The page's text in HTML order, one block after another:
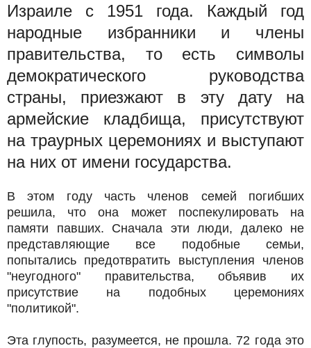
Израиле с 1951 года. Каждый год
народные избранники и члены
правительства, то есть символы
демократического руководства
страны, приезжают в эту дату на
армейские кладбища, присутствуют
на траурных церемониях и выступают
на них от имени государства.
В этом году часть членов семей погибших
решила, что она может поспекулировать на
памяти павших. Сначала эти люди, далеко не
представляющие все подобные семьи,
попытались предотвратить выступления членов
"неугодного" правительства, объявив их
присутствие на подобных церемониях
"политикой".
Эта глупость, разумеется, не прошла. 72 года это